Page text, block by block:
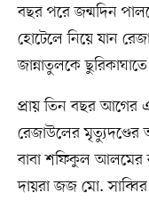
বছর পরে জন্মদিন
হোটেলে নিয়ে যান
জান্নাতুলকে
প্রায় তিন বছর আগের
রেজাউলের
বাবা শফিকুল আলমের
দায়রা জজ মো.